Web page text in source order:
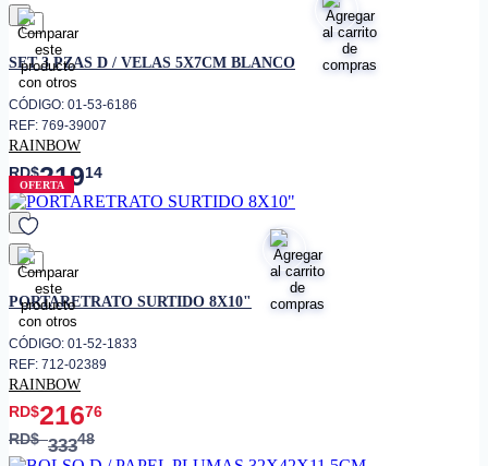
favorito
SET 3 PZAS D / VELAS 5X7CM BLANCO
CÓDIGO: 01-53-6186
REF: 769-39007
RAINBOW
RD$21914
OFERTA
favorito
PORTARETRATO SURTIDO 8X10"
CÓDIGO: 01-52-1833
REF: 712-02389
RAINBOW
RD$21676
RD$33348